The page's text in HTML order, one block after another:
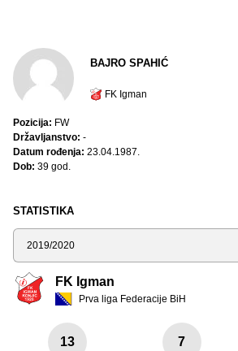
STATISTIKA
Sezona
FK Igman
Prva liga Federacije BiH
13 7
BAJRO SPAHIĆ
FK Igman
Pozicija: FW
Državljanstvo: -
Datum rođenja: 23.04.1987.
Dob: 39 god.